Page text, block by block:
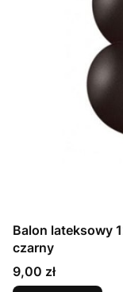
Balon lateksowy
czarny
Cena
9,00 zł